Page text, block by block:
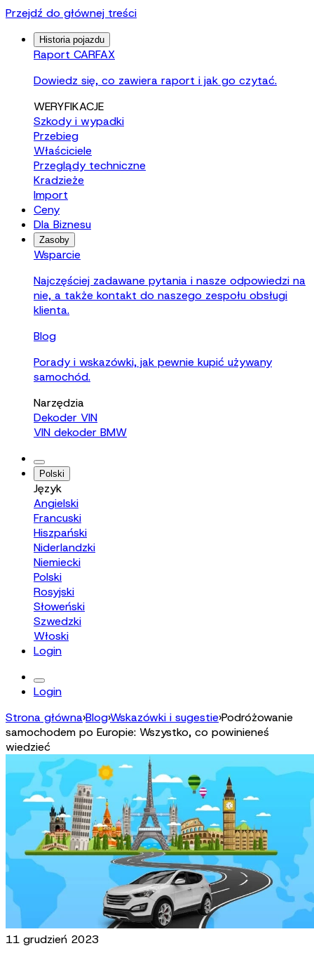
Przejdź do głównej treści
Historia pojazdu
Raport CARFAX
Dowiedz się, co zawiera raport i jak go czytać.
WERYFIKACJE
Szkody i wypadki
Przebieg
Właściciele
Przeglądy techniczne
Kradzieże
Import
Ceny
Dla Biznesu
Zasoby
Wsparcie
Najczęściej zadawane pytania i nasze odpowiedzi na
nie, a także kontakt do naszego zespołu obsługi
klienta.
Blog
Porady i wskazówki, jak pewnie kupić używany
samochód.
Narzędzia
Dekoder VIN
VIN dekoder BMW
Polski
Język
Angielski
Francuski
Hiszpański
Niderlandzki
Niemiecki
Polski
Rosyjski
Słoweński
Szwedzki
Włoski
Login
Login
Strona główna›Blog›Wskazówki i sugestie›Podróżowanie
samochodem po Europie: Wszystko, co powinieneś
wiedzieć
11 grudzień 2023